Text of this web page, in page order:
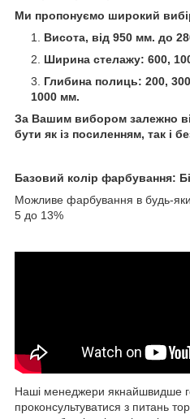
Ми пропонуємо широкий
Висота, від 950 мм. до
Ширина стелажу: 600,
Глибина полиць: 200,
1000 мм.
За Вашим вибором залежно
бути як із посиленням, так і
Базовий колір фарбування:
Можливе фарбування в будь-
5 до 13%
Наші менеджери якнайшвидше
проконсультуватися з питань